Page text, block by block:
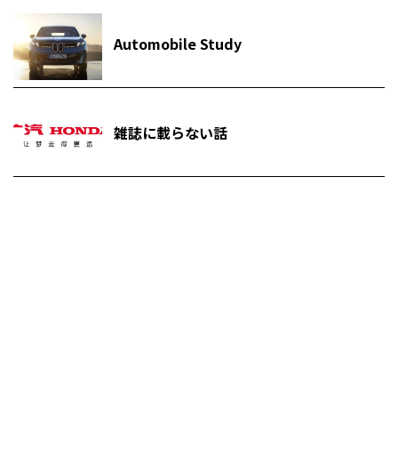
Automobile Study
雑誌に載らない話